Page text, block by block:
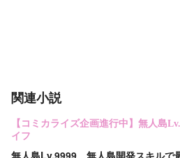
関連小説
【コミカライズ企画進行中】無人島
イフ
無人島Lv.9999 無人島開発スキルで